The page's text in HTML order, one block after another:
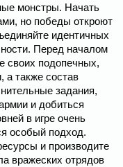
монстры. Начать
но победы откроют
идентичных
Перед началом
своих подопечных,
а также состав
задания,
и добиться
в игре очень
особый подход.
и производите
вражеских отрядов